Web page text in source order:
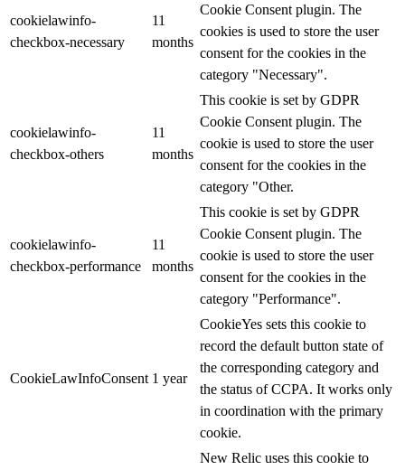
cookielawinfo-
checkbox-necessary
11
months
Cookie Consent plugin. The
cookies is used to store the user
consent for the cookies in the
category "Necessary".
cookielawinfo-
checkbox-others
11
months
This cookie is set by GDPR
Cookie Consent plugin. The
cookie is used to store the user
consent for the cookies in the
category "Other.
cookielawinfo-
checkbox-performance
11
months
This cookie is set by GDPR
Cookie Consent plugin. The
cookie is used to store the user
consent for the cookies in the
category "Performance".
CookieLawInfoConsent 1 year
CookieYes sets this cookie to
record the default button state of
the corresponding category and
the status of CCPA. It works only
in coordination with the primary
cookie.
New Relic uses this cookie to